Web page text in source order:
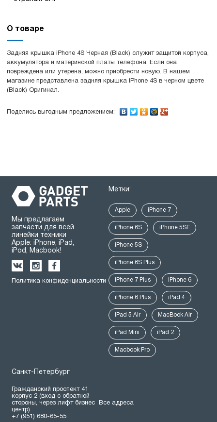
О товаре
Задняя крышка iPhone 4S Черная (Black) служит защитой корпуса,
аккумулятора и материнской платы телефона. Если она
повреждена или утерена, можно приобрести новую. В нашем
магазине представлена задняя крышка iPhone 4S в черном цвете
(Black) Оригинал.
Поделись выгодным предложением:
Мы предлагаем
запчасти для всей
линейки техники
Apple: iPhone, iPad,
iPod, Macbook!
Политика конфиденциальности
Метки:
Apple iPhone 7
iPhone 6S iPhone 5SE
iPhone 5S
iPhone 6S Plus
iPhone 7 Plus iPhone 6
iPhone 6 Plus iPad 4
iPad 5 Air MacBook Air
iPad Mini iPad 2
Macbook Pro
Санкт-Петербург
Гражданский проспект 41
корпус 2 (вход с обратной
стороны, через лифт бизнес
центр)
+7 (951) 680-65-55
Все адреса